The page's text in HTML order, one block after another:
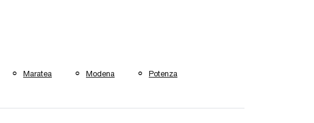
Maratea Modena Potenza